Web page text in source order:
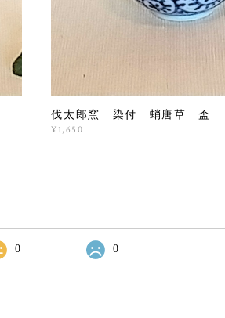
伐太郎窯 染付 蛸唐草 盃
¥1,650
0 0